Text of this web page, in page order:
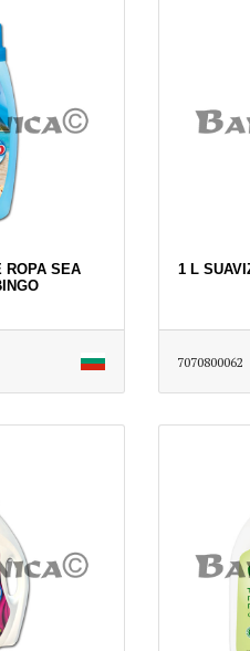
ROPA SEA
1 L
7070800062